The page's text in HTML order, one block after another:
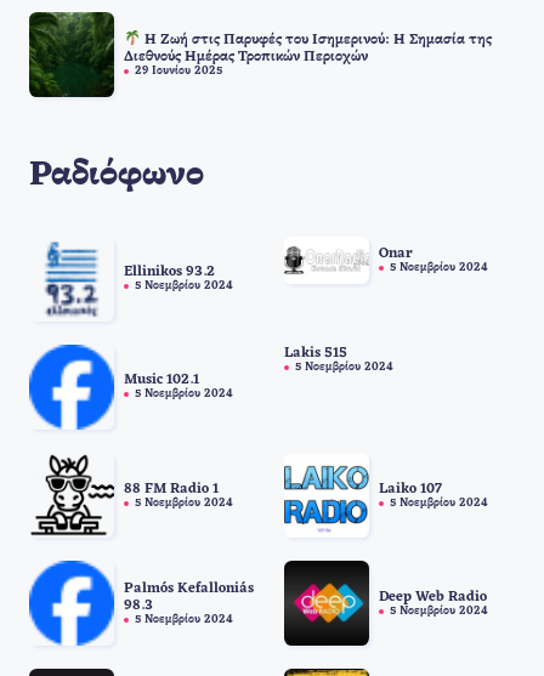
Η Ζωή στις Παρυφές του Ισημερινού: Η Σημασία της
Διεθνούς Ημέρας Τροπικών Περιοχών
29 Ιουνίου 2025
Ραδιόφωνο
Ellinikos 93.2
5 Νοεμβρίου 2024
Onar
5 Νοεμβρίου 2024
Music 102.1
5 Νοεμβρίου 2024
Lakis 515
5 Νοεμβρίου 2024
88 FM Radio 1
5 Νοεμβρίου 2024
Laiko 107
5 Νοεμβρίου 2024
Palmós Kefalloniás
98.3
5 Νοεμβρίου 2024
Deep Web Radio
5 Νοεμβρίου 2024